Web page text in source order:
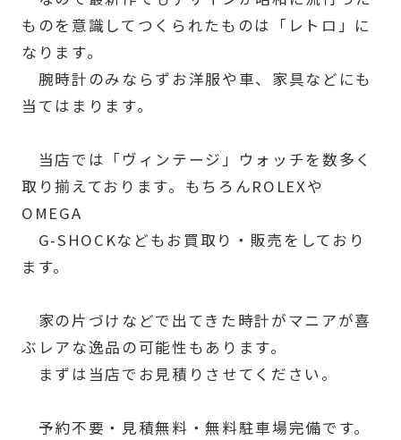
ものを意識してつくられたものは「レトロ」に
なります。
腕時計のみならずお洋服や車、家具などにも
当てはまります。
当店では「ヴィンテージ」ウォッチを数多く
取り揃えております。もちろんROLEXや
OMEGA
G-SHOCKなどもお買取り・販売をしており
ます。
家の片づけなどで出てきた時計がマニアが喜
ぶレアな逸品の可能性もあります。
まずは当店でお見積りさせてください。
予約不要・見積無料・無料駐車場完備です。